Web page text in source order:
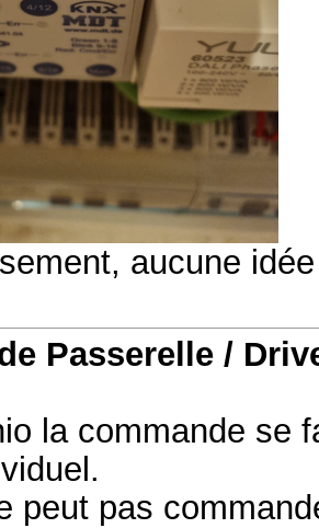
aucune
Passerelle /
la commande se
peut pas